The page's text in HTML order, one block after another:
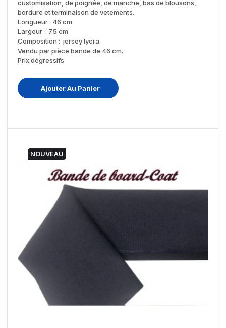
customisation, de poignée, de manche, bas de blousons,
bordure et terminaison de vetements.
Longueur : 46 cm
Largeur : 7.5 cm
Composition : jersey lycra
Vendu par pièce bande de 46 cm.
Prix dégressifs
Ajouter Au Panier
NOUVEAU